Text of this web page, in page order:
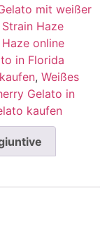
mit weißer
Haze
online
in Florida
, Weißes
Gelato in
kaufen